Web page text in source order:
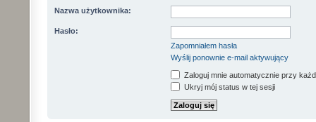
Nazwa użytkownika:
Hasło:
Zapomniałem hasła
Wyślij ponownie e-mail aktywujący
Zaloguj mnie automatycznie przy
Ukryj mój status w tej sesji